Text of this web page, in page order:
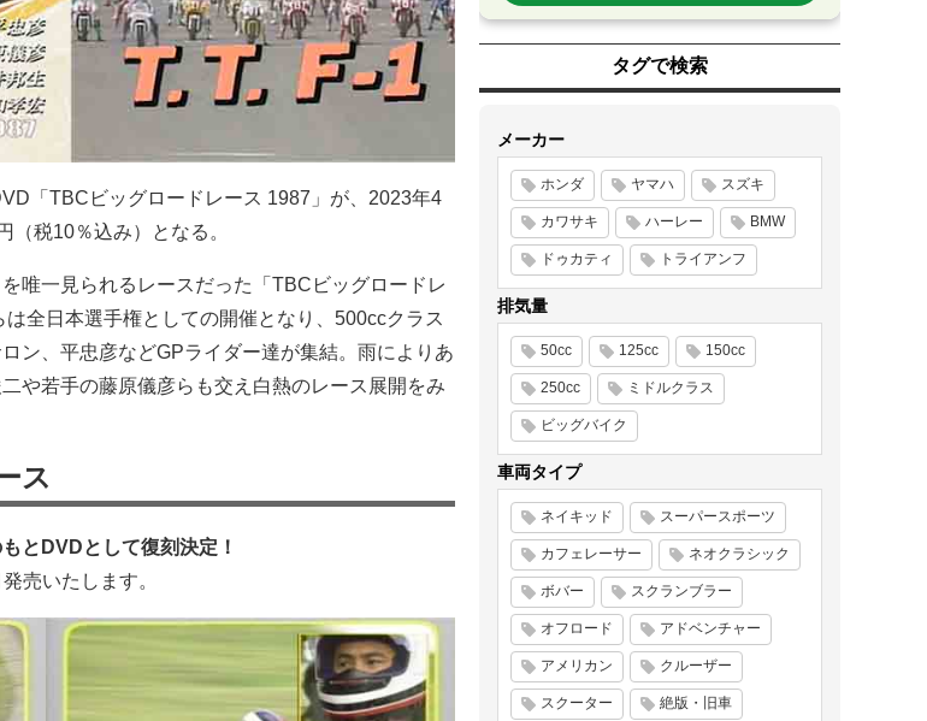
「TBCビッグロードレース 1987」が、2023年4
（税10％込み）となる。
唯一見られるレースだった「TBCビッグロードレ
全日本選手権としての開催となり、500ccクラス
ン、平忠彦などGPライダー達が集結。雨によりあ
や若手の藤原儀彦らも交え白熱のレース展開をみ
ス
とDVDとして復刻決定！
売いたします。
タグで検索
メーカー
ホンダ ヤマハ スズキ
カワサキ ハーレー BMW
ドゥカティ トライアンフ
排気量
50cc 125cc 150cc
250cc ミドルクラス
ビッグバイク
車両タイプ
ネイキッド スーパースポーツ
カフェレーサー ネオクラシック
ボバー スクランブラー
オフロード アドベンチャー
アメリカン クルーザー
スクーター 絶版・旧車